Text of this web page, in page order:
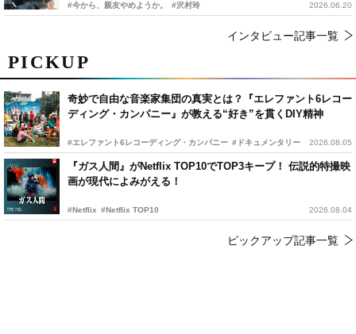
PICKUP
奇妙で自由な音楽家集団の真実とは？『エレファント6レコー
ディング・カンパニー』が教える“好き”を貫くDIY精神
#エレファント6レコーディング・カンパニー #ドキュメンタリー 2026.08.05
『ガス人間』がNetflix TOP10でTOP3キープ！ 伝説的特撮映
画が現代によみがえる！
#Netflix #Netflix TOP10 2026.08.04
ピックアップ記事一覧
#今から、親友やめようか。 #沢村玲 2026.06.20
インタビュー記事一覧